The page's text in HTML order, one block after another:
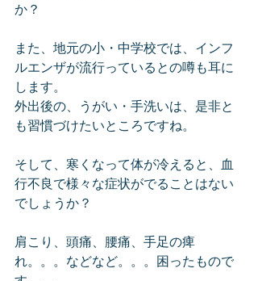
か？
また、地元の小・中学校では、インフ
ルエンザが流行っているとの噂も耳に
します。
外出後の、うがい・手洗いは、是非と
も習慣づけたいところですね。
そして、寒くなって体が冷えると、血
行不良で様々な症状がでることはない
でしょうか？
肩こり、頭痛、腰痛、手足の痺
れ。。。などなど。。。困ったもので